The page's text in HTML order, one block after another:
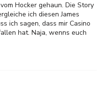
Hocker gehaun. Die Story
ich diesen James
ich sagen, dass mir Casino
hat. Naja, wenns euch